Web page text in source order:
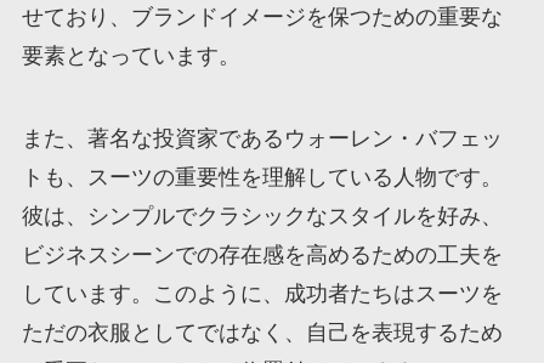
せており、ブランドイメージを保つための重要な
要素となっています。
また、著名な投資家であるウォーレン・バフェッ
トも、スーツの重要性を理解している人物です。
彼は、シンプルでクラシックなスタイルを好み、
ビジネスシーンでの存在感を高めるための工夫を
しています。このように、成功者たちはスーツを
ただの衣服としてではなく、自己を表現するため